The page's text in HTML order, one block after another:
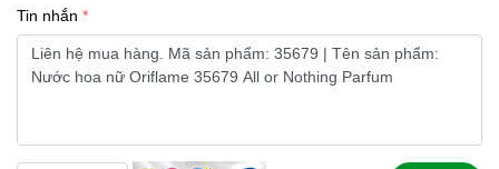
Tin nhắn